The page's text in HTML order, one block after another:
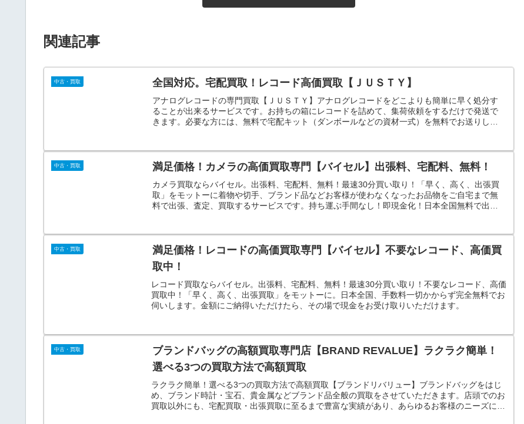
関連記事
中古・買取 全国対応。宅配買取！レコード高価買取【ＪＵＳＴＹ】
アナログレコードの専門買取【ＪＵＳＴＹ】アナログレコードをどこよりも簡単に早く処分す
ることが出来るサービスです。お持ちの箱にレコードを詰めて、集荷依頼をするだけで発送で
きます。必要な方には、無料で宅配キット（ダンボールなどの資材一式）を無料でお送りしま
中古・買取 満足価格！カメラの高価買取専門【バイセル】出張料、宅配料、無料！
カメラ買取ならバイセル。出張料、宅配料、無料！最速30分買い取り！「早く、高く、出張買
取」をモットーに着物や切手、ブランド品などお客様が使わなくなったお品物をご自宅まで無
料で出張、査定、買取するサービスです。持ち運ぶ手間なし！即現金化！日本全国無料で出張
中古・買取
満足価格！レコードの高価買取専門【バイセル】不要なレコード、高価買
取中！
レコード買取ならバイセル。出張料、宅配料、無料！最速30分買い取り！不要なレコード、高価
買取中！「早く、高く、出張買取」をモットーに。日本全国、手数料一切かからず完全無料でお
伺いします。金額にご納得いただけたら、その場で現金をお受け取りいただけます。
中古・買取
ブランドバッグの高額買取専門店【BRAND REVALUE】ラクラク簡単！
選べる3つの買取方法で高額買取
ラクラク簡単！選べる3つの買取方法で高額買取【ブランドリバリュー】ブランドバッグをはじ
め、ブランド時計・宝石、貴金属などブランド品全般の買取をさせていただきます。店頭でのお
買取以外にも、宅配買取・出張買取に至るまで豊富な実績があり、あらゆるお客様のニーズにお